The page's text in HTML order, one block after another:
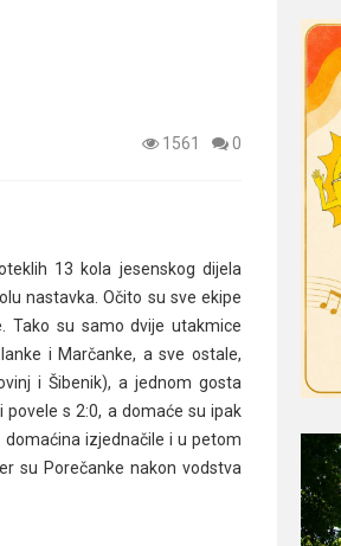
1561 0
13 kola jesenskog dijela
nastavka. Očito su sve ekipe
Tako su samo dvije utakmice
i Marčanke, a sve ostale,
i Šibenik), a jednom gosta
s 2:0, a domaće su ipak
domaćina izjednačile i u petom
su Porečanke nakon vodstva